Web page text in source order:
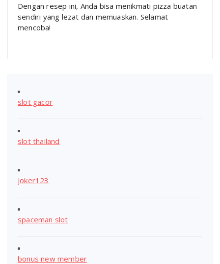
Dengan resep ini, Anda bisa menikmati pizza buatan
sendiri yang lezat dan memuaskan. Selamat
mencoba!
slot gacor
slot thailand
joker123
spaceman slot
bonus new member